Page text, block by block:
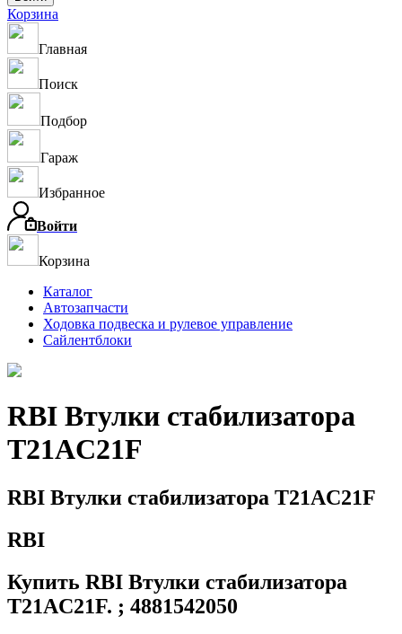
Корзина
Главная
Поиск
Подбор
Гараж
Избранное
Войти
Корзина
Каталог
Автозапчасти
Ходовка подвеска и рулевое управление
Сайлентблоки
RBI Втулки стабилизатора
T21AC21F
RBI Втулки стабилизатора T21AC21F
RBI
Купить RBI Втулки стабилизатора
T21AC21F. ; 4881542050